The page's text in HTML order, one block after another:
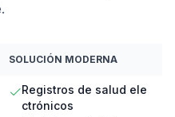
SOLUCIÓN MODERNA
Registros de salud ele
ctrónicos